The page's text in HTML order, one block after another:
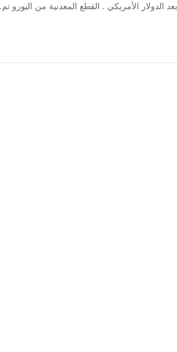
الدولار الأمريكي . القطع المعدنية من اليورو